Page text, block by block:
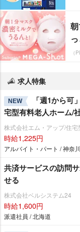
（
求人特集
NEW
「週1から
宅型有料老人ホーム/
株式会社エム・アップ/住
時給1,225円
アルバイト・パート / 神奈
共済サービスの訪問
せる
株式会社ベルシステム24
時給1,600円
派遣社員 / 北海道